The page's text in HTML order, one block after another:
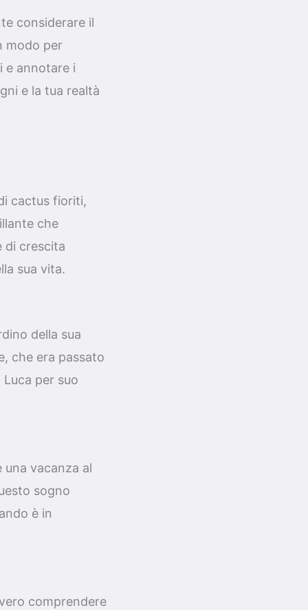
considerare il
modo per
e annotare i
e la tua realtà
cactus fioriti,
che
di crescita
sua vita.
della sua
che era passato
per suo
vacanza al
sogno
è in
comprendere